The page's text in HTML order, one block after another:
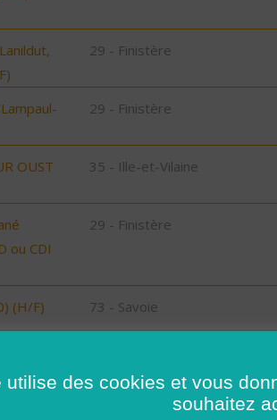
29 - Finistère
29 - Finistère
OUST
35 - Ille-et-Vilaine
ou CDI
29 - Finistère
(H/F) 73 - Savoie
35 - Ille-et-Vilaine
utilise des cookies et vous
souhaitez